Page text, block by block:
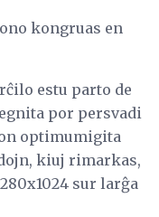
kongruas en
estu parto de
por persvadi
optimumigita
kiuj rimarkas,
sur larĝa